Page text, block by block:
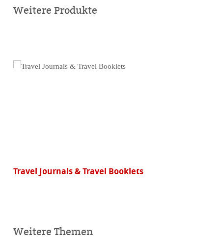
Weitere Produkte
Travel Journals & Travel Booklets
Weitere Themen